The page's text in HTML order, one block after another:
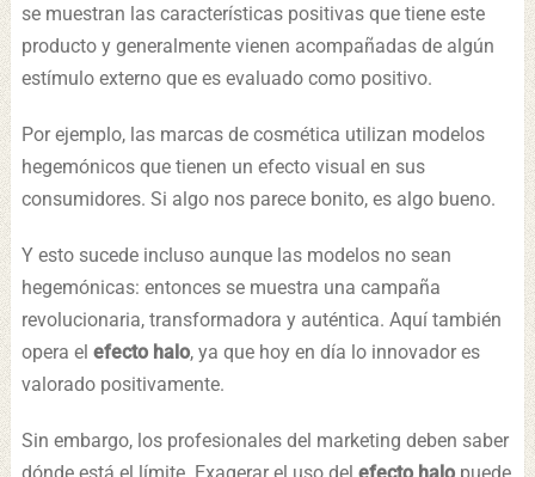
se muestran las características positivas que tiene este
producto y generalmente vienen acompañadas de algún
estímulo externo que es evaluado como positivo.
Por ejemplo, las marcas de cosmética utilizan modelos
hegemónicos que tienen un efecto visual en sus
consumidores. Si algo nos parece bonito, es algo bueno.
Y esto sucede incluso aunque las modelos no sean
hegemónicas: entonces se muestra una campaña
revolucionaria, transformadora y auténtica. Aquí también
opera el efecto halo, ya que hoy en día lo innovador es
valorado positivamente.
Sin embargo, los profesionales del marketing deben saber
dónde está el límite. Exagerar el uso del efecto halopuede